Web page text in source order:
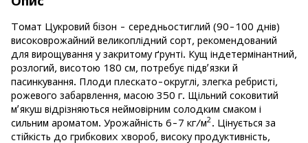
Томат Цукровий бізон - середньостиглий (90-100 днів)
високоврожайний великоплідний сорт, рекомендований
для вирощування у закритому ґрунті. Кущ індетермінантний,
розлогий, висотою 180 см, потребує підв’язки й
пасинкування. Плоди плескато-округлі, злегка ребристі,
рожевого забарвлення, масою 350 г. Щільний соковитий
м’якуш відрізняються неймовірним солодким смаком і
сильним ароматом. Урожайність 6-7 кг/м2 . Цінується за
стійкість до грибкових хвороб, високу продуктивність,